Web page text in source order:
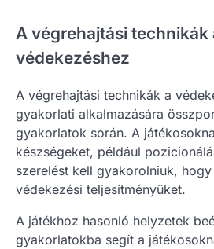
A végrehajtási technikák
védekezéshez
A végrehajtási technikák a
gyakorlati alkalmazására
gyakorlatok során. A
készségeket, például
szerelést kell gyakorolniuk,
védekezési teljesítményüket.
A játékhoz hasonló helyzetek
gyakorlatokba segít a